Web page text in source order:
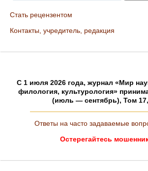
Стать рецензентом
Контакты, учредитель, редакция
C 1 июля 2026 года, журнал «Мир
филология, культурология»
(июль — сентябрь), Том
Ответы на часто задаваемые
Остерегайтесь